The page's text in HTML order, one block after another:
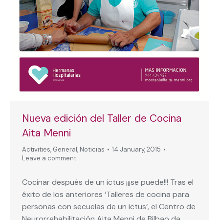
Nueva edición del Taller de Cocina
Aita Menni
Activities, General, Noticias
14 January, 2015
Leave a comment
Cocinar después de un ictus ¡¡¡se puede!!! Tras el
éxito de los anteriores ‘Talleres de cocina para
personas con secuelas de un ictus‘, el Centro de